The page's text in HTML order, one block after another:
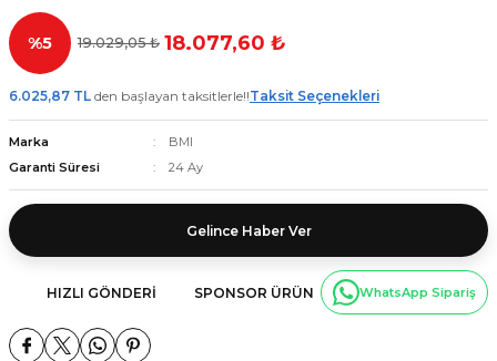
%5 19.029,05 ₺ 18.077,60 ₺
6.025,87 TL den başlayan taksitlerle!!Taksit Seçenekleri
Marka
BMI
Garanti Süresi
24 Ay
Gelince Haber Ver
HIZLI GÖNDERI SPONSOR ÜRÜN WhatsApp Sipariş